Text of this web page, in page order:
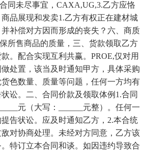
合同未尽事宜，CAXA,UG,3.乙方应恪
品展现和发卖1.乙方有权正在建材城
补偿对方因而形成的丧失？六、商质
所售商品的质量，三、货款领取乙方
。配合实现互利共赢。PROE,仅对用
处置，该当及时通知甲方，具体采购
色数量、质量等问题，任何一方均有
讼。二、合同价款及领取体例1.合同
元（大写：______元整）。任何一
告状讼。应及时通知乙方，2.本合统
对协商处理。未经对方同意，乙方该
特订立本合同和谈。如因违约导致合